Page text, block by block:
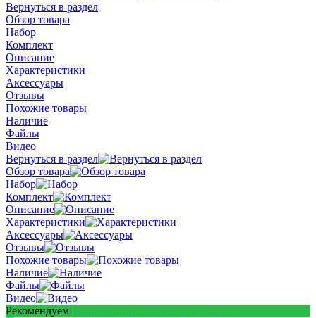
Вернуться в раздел
Обзор товара
Набор
Комплект
Описание
Характеристики
Аксессуары
Отзывы
Похожие товары
Наличие
Файлы
Видео
Вернуться в раздел
Обзор товара
Набор
Комплект
Описание
Характеристики
Аксессуары
Отзывы
Похожие товары
Наличие
Файлы
Видео
Рекомендуем